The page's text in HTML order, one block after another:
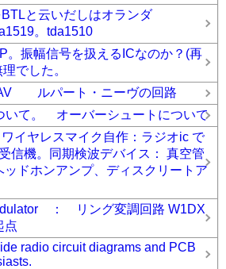
BTLと云いだしはオランダ
。tda1510
振幅信号を扱えるICなのか？(再
でした。
AV ルパート・ニーヴの回路
いて。 オーバーシュートについて
イヤレスマイク自作：ラジオic で
信機。同期検波デバイス： 真空管
ッドホンアンプ、ディスクリートア
： リング変調回路 W1DX
点
radio circuit diagrams and PCB